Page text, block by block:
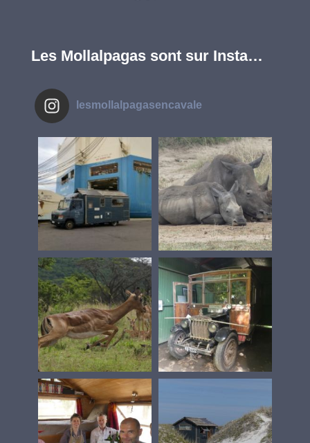
Les Mollalpagas sont sur Insta…
lesmollalpagasencavale